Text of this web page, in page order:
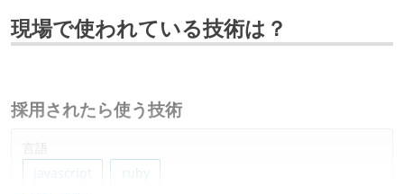
現場で使われている技術は？
採用されたら使う技術
言語
javascript
ruby